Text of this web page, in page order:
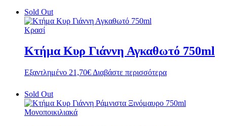
Sold Out
Κρασί
Κτήμα Κυρ Γιάννη Αγκαθωτό 750ml
Εξαντλημένο 21,70€ Διαβάστε περισσότερα
Sold Out
Μονοποικιλιακά